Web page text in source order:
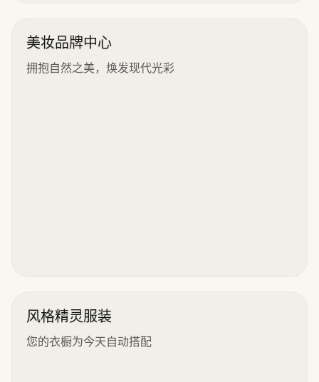
美妆品牌中心
拥抱自然之美，焕发现代光彩
风格精灵服装
您的衣橱为今天自动搭配